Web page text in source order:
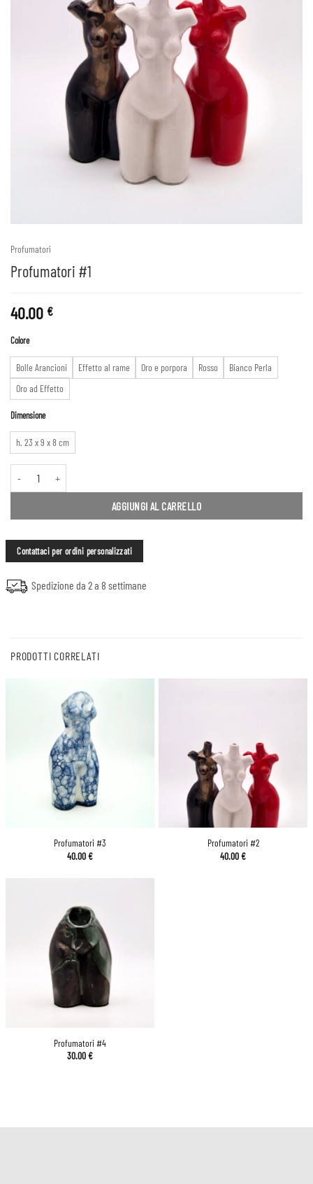
Profumatori
Profumatori #1
40.00 €
Colore
Bolle Arancioni Effetto al rame Oro e porpora Rosso
Bianco Perla
Oro ad Effetto
Dimensione
h. 23 x 9 x 8 cm
AGGIUNGI AL CARRELLO
Contattaci per ordini personalizzati
Spedizione da 2 a 8 settimane
PRODOTTI CORRELATI
Profumatori #3
40.00€
Profumatori #2
40.00€
Profumatori #4
30.00€